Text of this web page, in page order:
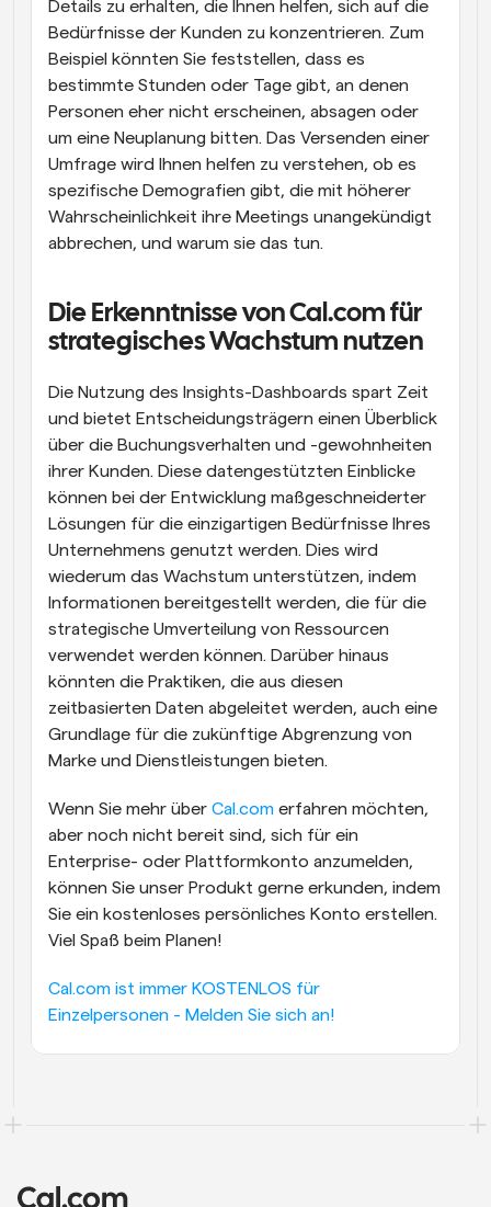
Details zu erhalten, die Ihnen helfen, sich auf die
Bedürfnisse der Kunden zu konzentrieren. Zum
Beispiel könnten Sie feststellen, dass es
bestimmte Stunden oder Tage gibt, an denen
Personen eher nicht erscheinen, absagen oder
um eine Neuplanung bitten. Das Versenden einer
Umfrage wird Ihnen helfen zu verstehen, ob es
spezifische Demografien gibt, die mit höherer
Wahrscheinlichkeit ihre Meetings unangekündigt
abbrechen, und warum sie das tun.
Die Erkenntnisse von Cal.com für
strategisches Wachstum nutzen
Die Nutzung des Insights-Dashboards spart Zeit
und bietet Entscheidungsträgern einen Überblick
über die Buchungsverhalten und -gewohnheiten
ihrer Kunden. Diese datengestützten Einblicke
können bei der Entwicklung maßgeschneiderter
Lösungen für die einzigartigen Bedürfnisse Ihres
Unternehmens genutzt werden. Dies wird
wiederum das Wachstum unterstützen, indem
Informationen bereitgestellt werden, die für die
strategische Umverteilung von Ressourcen
verwendet werden können. Darüber hinaus
könnten die Praktiken, die aus diesen
zeitbasierten Daten abgeleitet werden, auch eine
Grundlage für die zukünftige Abgrenzung von
Marke und Dienstleistungen bieten.
Wenn Sie mehr über Cal.com erfahren möchten,
aber noch nicht bereit sind, sich für ein
Enterprise- oder Plattformkonto anzumelden,
können Sie unser Produkt gerne erkunden, indem
Sie ein kostenloses persönliches Konto erstellen.
Viel Spaß beim Planen!
Cal.com ist immer KOSTENLOS für
Einzelpersonen - Melden Sie sich an!